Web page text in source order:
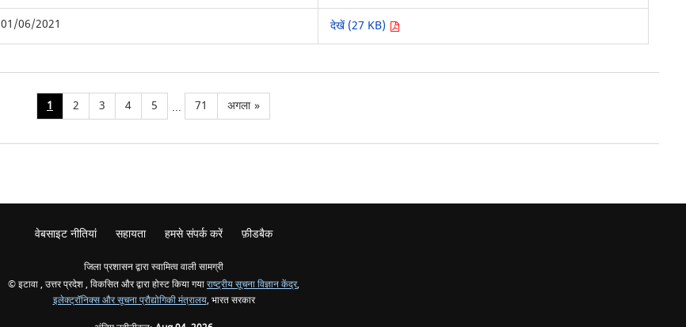
01/06/2021 देखें (27 KB)
1 2 3 4 5 ... 71 अगला »
वेबसाइट नीतियां सहायता हमसे संपर्क करें फ़ीडबैक
जिला प्रशासन द्वारा स्वामित्व वाली सामग्री
© इटावा , उत्तर प्रदेश , विकसित और द्वारा होस्ट किया गयाराष्ट्रीय सूचना विज्ञान केंद्र,
इलेक्ट्रॉनिक्स और सूचना प्रौद्योगिकी मंत्रालय, भारत सरकार